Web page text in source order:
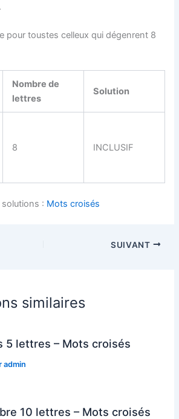
pour toustes celleux qui dégenrent 8
Nombre de
lettres
Solution
8 INCLUSIF
solutions : Mots croisés
SUIVANT
similaires
5 lettres – Mots croisés
admin
10 lettres – Mots croisés